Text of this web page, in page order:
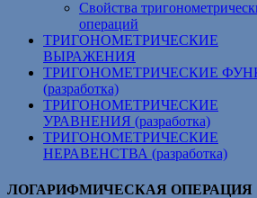
Свойства
операций
ТРИГОНОМЕТРИЧЕСКИЕ
ВЫРАЖЕНИЯ
ТРИГОНОМЕТРИЧЕСКИЕ
(разработка)
ТРИГОНОМЕТРИЧЕСКИЕ
УРАВНЕНИЯ (разработка)
ТРИГОНОМЕТРИЧЕСКИЕ
НЕРАВЕНСТВА (разработка)
ЛОГАРИФМИЧЕСКАЯ ОПЕРАЦИЯ